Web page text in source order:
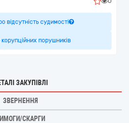
відсутність судимості
корупційних порушників
ЗАКУПІВЛІ
ЗВЕРНЕННЯ
СКАРГИ